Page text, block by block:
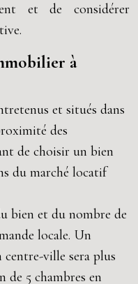
et de considérer
à
et situés dans
des
de choisir un bien
du marché locatif
bien et du nombre de
locale. Un
centre-ville sera plus
de 5 chambres en